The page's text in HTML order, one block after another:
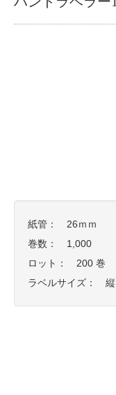
紙管： 26ｍｍ
巻数： 1,000
ロット： 200 巻
ラベルサイズ：